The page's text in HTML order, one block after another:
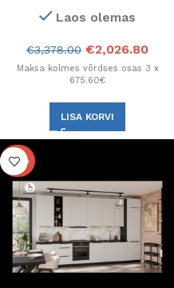
Laos olemas
€3,378.00 €2,026.80
Maksa kolmes võrdses osas 3 x
675.60€
LISA KORVI
-40%